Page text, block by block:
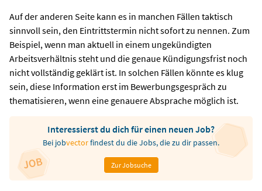
Auf der anderen Seite kann es in manchen Fällen taktisch
sinnvoll sein, den Eintrittstermin nicht sofort zu nennen. Zum
Beispiel, wenn man aktuell in einem ungekündigten
Arbeitsverhältnis steht und die genaue Kündigungsfrist noch
nicht vollständig geklärt ist. In solchen Fällen könnte es klug
sein, diese Information erst im Bewerbungsgespräch zu
thematisieren, wenn eine genauere Absprache möglich ist.
Interessierst du dich für einen neuen Job?
Bei jobvectorfindest du die Jobs, die zu dir passen.
Zur Jobsuche